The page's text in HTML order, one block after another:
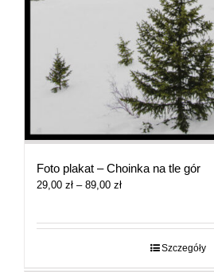
Foto plakat – Choinka na tle gór
29,00 zł – 89,00 złZakres
29,00 zł
Szczegóły